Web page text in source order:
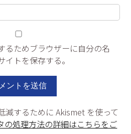
るためブラウザーに自分の名
トを保存する。
減するために Akismet を使って
の処理方法の詳細はこちらをご